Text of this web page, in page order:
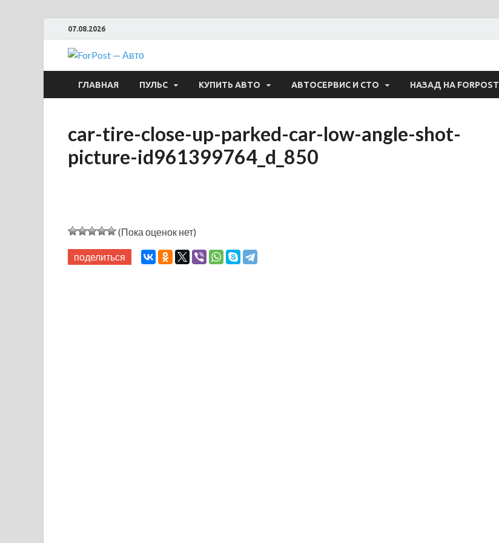
07.08.2026
ForPost — Авто
ГЛАВНАЯ ПУЛЬС КУПИТЬ АВТО АВТОСЕРВИС И СТО НАЗАД НА FORPOST
car-tire-close-up-parked-car-low-angle-shot-
picture-id961399764_d_850
(Пока оценок нет)
поделиться